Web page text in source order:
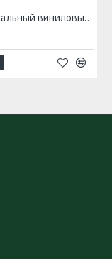
Вертикальный виниловый сайдинг «Quadrohouse» Альта-Профиль